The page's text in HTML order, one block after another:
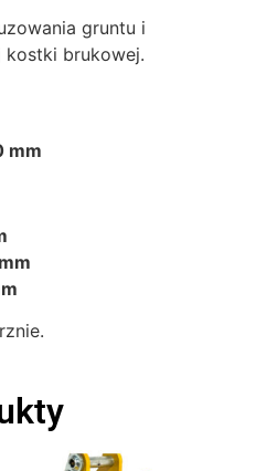
gruntu i
kostki brukowej.
mm